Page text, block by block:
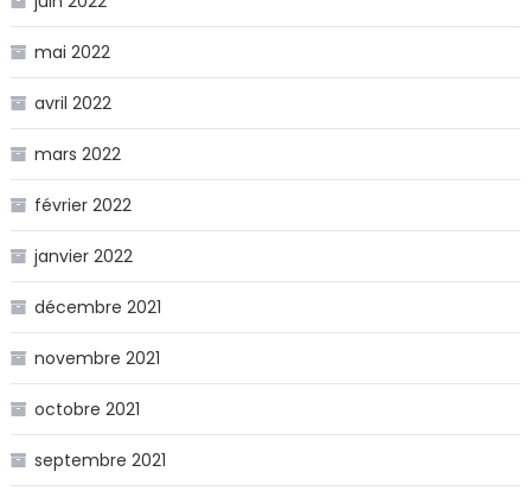
mai 2022
avril 2022
mars 2022
février 2022
janvier 2022
décembre 2021
novembre 2021
octobre 2021
septembre 2021